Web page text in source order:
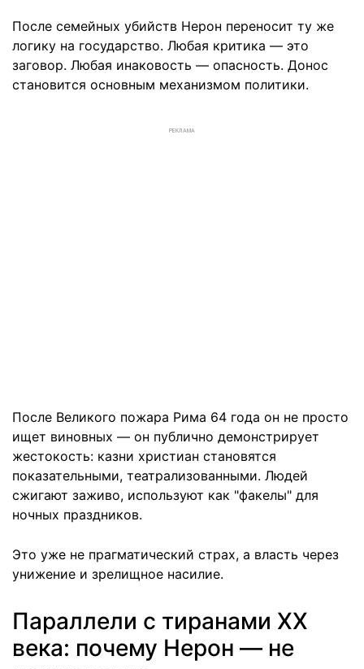
После семейных убийств Нерон переносит ту же
логику на государство. Любая критика — это
заговор. Любая инаковость — опасность. Донос
становится основным механизмом политики.
РЕКЛАМА
После Великого пожара Рима 64 года он не просто
ищет виновных — он публично демонстрирует
жестокость: казни христиан становятся
показательными, театрализованными. Людей
сжигают заживо, используют как "факелы" для
ночных праздников.
Это уже не прагматический страх, а власть через
унижение и зрелищное насилие.
Параллели с тиранами ХХ
века: почему Нерон — не